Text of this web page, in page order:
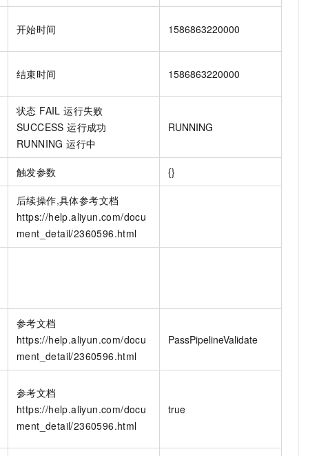
开始时间 1586863220000
结束时间 1586863220000
状态 FAIL 运行失败
SUCCESS 运行成功
RUNNING 运行中
RUNNING
触发参数 {}
后续操作,具体参考文档
https://help.aliyun.com/docu
ment_detail/2360596.html
参考文档
https://help.aliyun.com/docu
ment_detail/2360596.html
PassPipelineValidate
参考文档
https://help.aliyun.com/docu
ment_detail/2360596.html
true